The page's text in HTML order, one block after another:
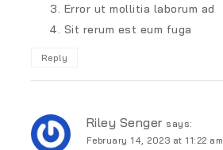
Error ut mollitia laborum ad
Sit rerum est eum fuga
Reply
Riley Senger says:
February 14, 2023 at 11:22 am